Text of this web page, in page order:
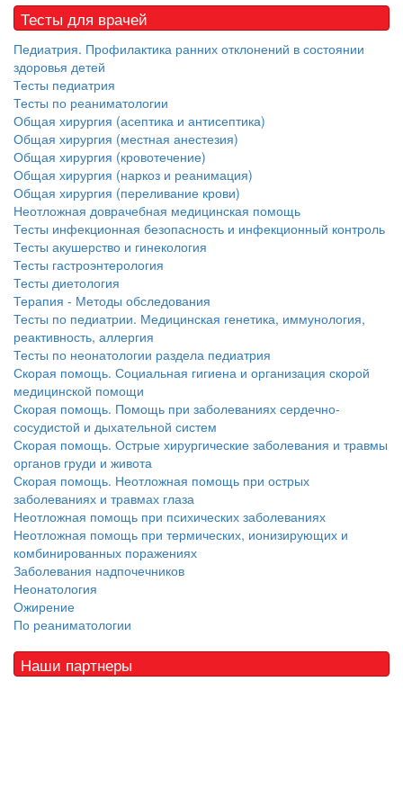
родителей в
больничной палате
бесплатно, в течении всего срока лечения...
Тесты для врачей
Педиатрия. Профилактика ранних отклонений в состоянии
здоровья детей
Тесты педиатрия
Тесты по реаниматологии
Общая хирургия (асептика и антисептика)
Общая хирургия (местная анестезия)
Общая хирургия (кровотечение)
Общая хирургия (наркоз и реанимация)
Общая хирургия (переливание крови)
Неотложная доврачебная медицинская помощь
Тесты инфекционная безопасность и инфекционный контроль
Тесты акушерство и гинекология
Тесты гастроэнтерология
Тесты диетология
Терапия - Методы обследования
Тесты по педиатрии. Медицинская генетика, иммунология,
реактивность, аллергия
Тесты по неонатологии раздела педиатрия
Скорая помощь. Социальная гигиена и организация скорой
медицинской помощи
Скорая помощь. Помощь при заболеваниях сердечно-
сосудистой и дыхательной систем
Скорая помощь. Острые хирургические заболевания и травмы
органов груди и живота
Скорая помощь. Неотложная помощь при острых
заболеваниях и травмах глаза
Неотложная помощь при психических заболеваниях
Неотложная помощь при термических, ионизирующих и
комбинированных поражениях
Заболевания надпочечников
Неонатология
Ожирение
По реаниматологии
Наши партнеры